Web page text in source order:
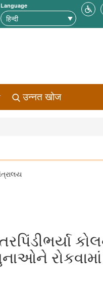
Language
उन्नत खोज